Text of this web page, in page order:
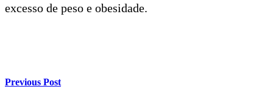
excesso de peso e obesidade.
Previous Post